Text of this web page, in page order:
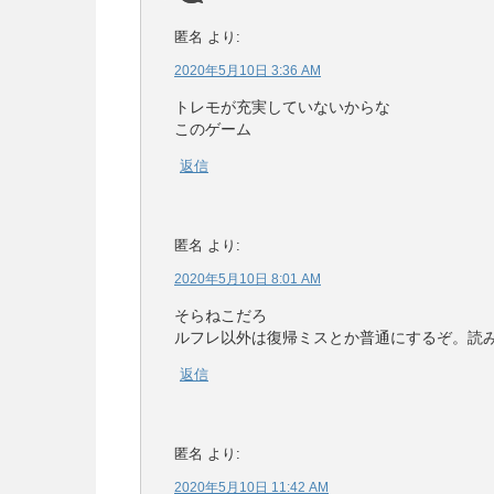
匿名 より:
2020年5月10日 3:36 AM
トレモが充実していないからな
このゲーム
返信
匿名 より:
2020年5月10日 8:01 AM
そらねこだろ
ルフレ以外は復帰ミスとか普通にするぞ。読
返信
匿名 より:
2020年5月10日 11:42 AM